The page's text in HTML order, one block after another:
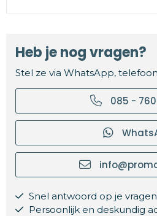
Heb je nog vragen?
Stel ze via WhatsApp,
085 -
Snel antwoord op je vragen
Persoonlijk en deskundig